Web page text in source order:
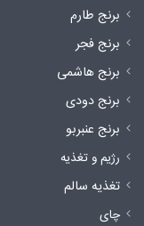
برنج طارم
برنج فجر
برنج هاشمی
برنج دودی
برنج عنبربو
رژیم و تغذیه
تغذیه سالم
چای